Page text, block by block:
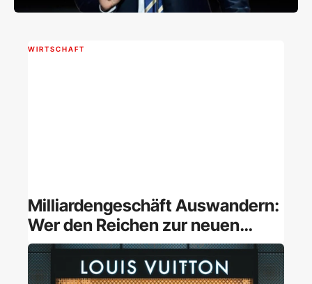
WIRTSCHAFT
Milliardengeschäft Auswandern:
Wer den Reichen zur neuen
Heimat verhilft